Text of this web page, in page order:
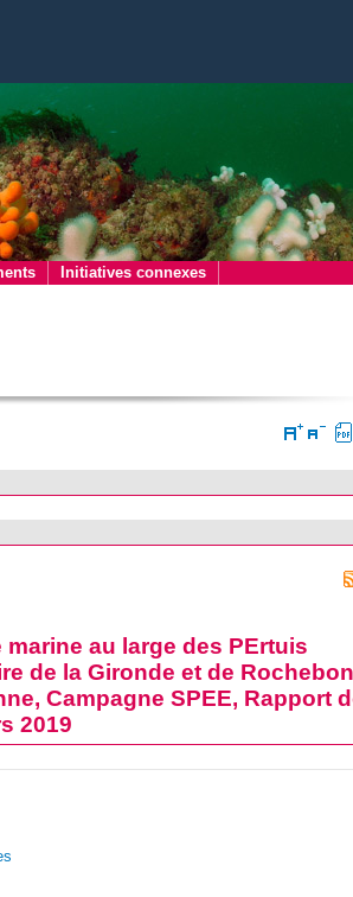
Initiatives connexes
au large des PErtuis
de la Gironde et de
Campagne SPEE, Rapport
2019